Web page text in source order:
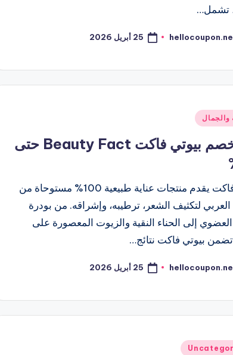
تشمل…
25 أبريل 2026
والجمال
كود خصم بيوتي فاكت Beauty Fact حتى
بيوتي فاكت يقدم منتجات عناية طبيعية 100% مستوحاة من
العربي لتكثيف الشعر، ترطيبه، وإشراقه. من بودرة
إلى الحناء النقية والزيوت المعصورة على
تضمن بيوتي فاكت نتائج…
25 أبريل 2026